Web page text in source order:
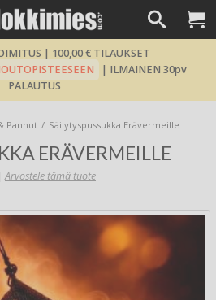
| 100,00 € TILAUKSET
| ILMAINEN 30pv
PALAUTUS
Pannut Säilytyspussukka Erävermeille
ERÄVERMEILLE
|Arvostele tämä tuote